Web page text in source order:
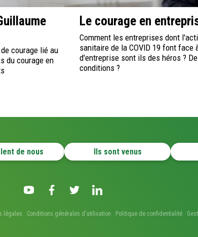
courage lié au
du courage en
Le courage en
Comment les entreprises dont
sanitaire de la COVID 19 font
d'entreprise sont ils des héros ?
conditions ?
de nous Ils sont venus
légales Conditions générales d'utilisation Politique de confidentialité